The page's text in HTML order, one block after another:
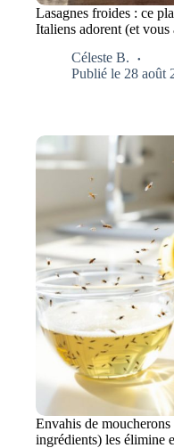
Lasagnes froides : ce
Italiens adorent (et vous
Céleste B.
Publié le 28 août
Envahis de
ingrédients) les élimine